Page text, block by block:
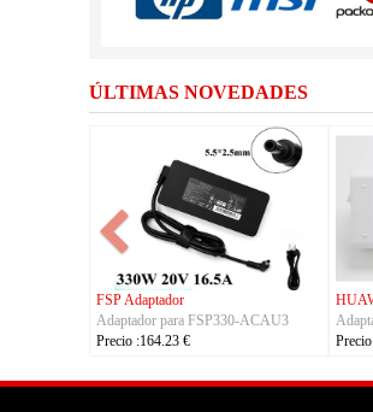
ÚLTIMAS NOVEDADES
FSP Adaptador
Adaptador para FSP330-ACAU3
Precio :164.23 €